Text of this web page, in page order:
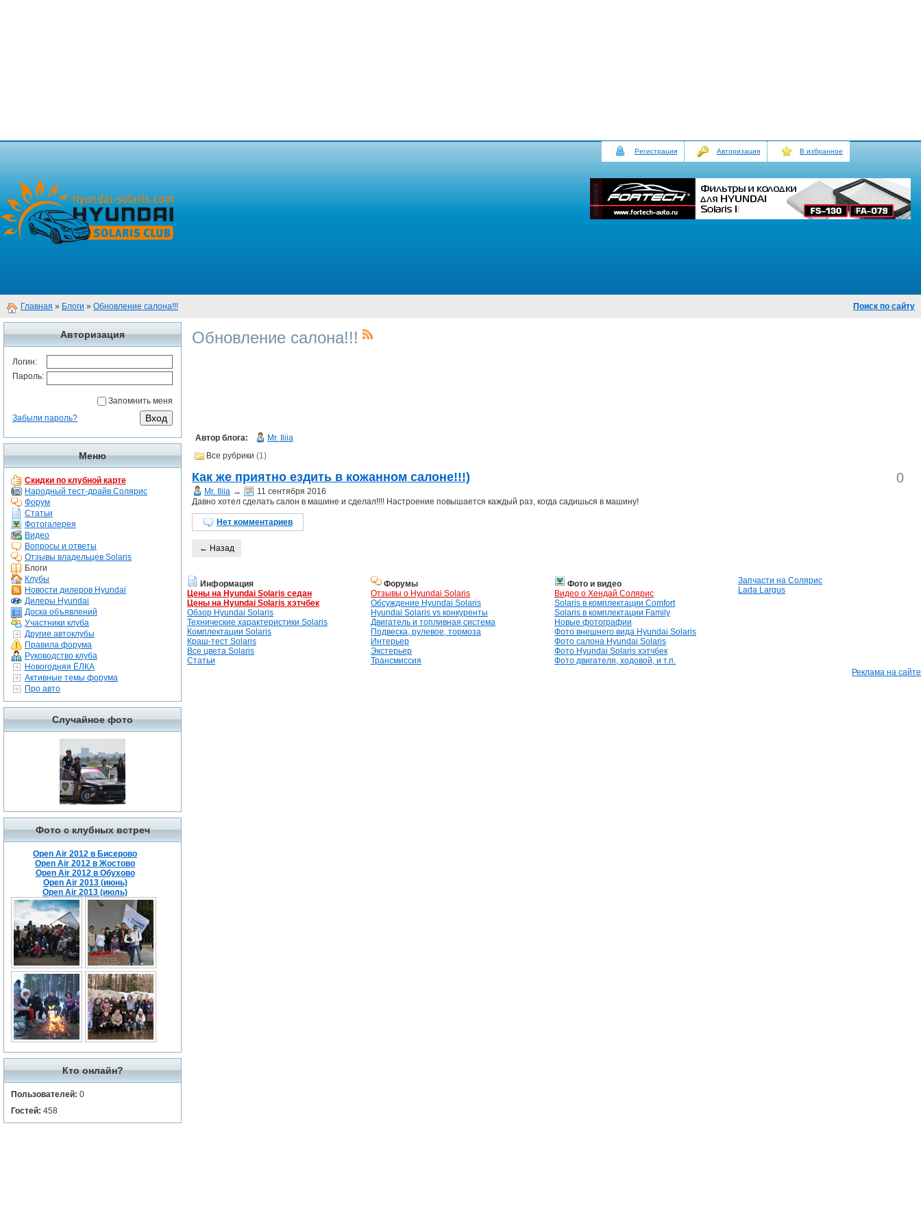
Регистрация Авторизация В избранное
Главная » Блоги » Обновление салона!!! Поиск по сайту
Авторизация
Логин:
Пароль:
Запомнить меня
Забыли пароль?
Меню
Скидки по клубной карте
Народный тест-драйв Солярис
Форум
Статьи
Фотогалерея
Видео
Вопросы и ответы
Отзывы владельцев Solaris
Блоги
Клубы
Новости дилеров Hyundai
Дилеры Hyundai
Доска объявлений
Участники клуба
Другие автоклубы
Правила форума
Руководство клуба
Новогодняя ЁЛКА
Активные темы форума
Про авто
Случайное фото
Фото с клубных встреч
Open Air 2012 в Бисерово
Open Air 2012 в Жостово
Open Air 2012 в Обухово
Open Air 2013 (июнь)
Open Air 2013 (июль)
Кто онлайн?
Пользователей: 0
Гостей: 458
Обновление салона!!!
Автор блога:
Mr. Iliia
Все рубрики (1)
Как же приятно ездить в кожанном салоне!!!) 0
Mr. Iliia →
11 сентября 2016
Давно хотел сделать салон в машине и сделал!!!! Настроение повышается каждый раз, когда садишься в машину!
Нет комментариев
← Назад
Информация
Цены на Hyundai Solaris седан
Цены на Hyundai Solaris хэтчбек
Обзор Hyundai Solaris
Технические характеристики Solaris
Комплектации Solaris
Краш-тест Solaris
Все цвета Solaris
Статьи
Форумы
Отзывы о Hyundai Solaris
Обсуждение Hyundai Solaris
Hyundai Solaris vs конкуренты
Двигатель и топливная система
Подвеска, рулевое, тормоза
Интерьер
Экстерьер
Трансмиссия
Фото и видео
Видео о Хендай Солярис
Solaris в комплектации Comfort
Solaris в комплектации Family
Новые фотографии
Фото внешнего вида Hyundai Solaris
Фото салона Hyundai Solaris
Фото Hyundai Solaris хэтчбек
Фото двигателя, ходовой, и т.п.
Запчасти на Солярис
Lada Largus
Реклама на сайте